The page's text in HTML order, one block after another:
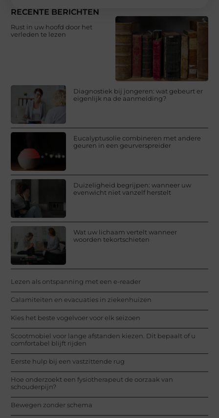
RECENTE BERICHTEN
Rust in uw hoofd door het
verleden te lezen
Diagnostiek bij jongeren: wat gebeurt er
eigenlijk na de aanmelding?
Eucalyptusolie combineren met andere
geuren in een geurverspreider
Duizeligheid begrijpen: wanneer uw
evenwicht niet vanzelf herstelt
Wat uw lichaam vertelt wanneer
woorden tekortschieten
Lezen als ontspanning met een e-reader
Calamiteiten en evacuaties in ziekenhuizen
Kies het beste vogelvoer voor elk seizoen
Scootmobiel voor lange afstanden kiezen. Dit bepaalt of u
comfortabel blijft rijden
Eerste hulp bij een vastzittende rug
Hoe onderzoekt een fysiotherapeut de oorzaak van
schouderpijn?
Bewegen zonder schema